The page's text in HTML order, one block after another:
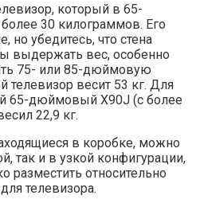
который в 65-
30 килограммов. Его
но убедитесь, что стена
выдержать вес, особенно
75- или 85-дюймовую
весит 53 кг. Для
65-дюймовый X90J (с более
22,9 кг.
в коробке, можно
так и в узкой конфигурации,
разместить относительно
телевизора.